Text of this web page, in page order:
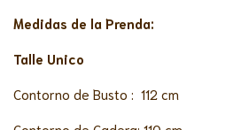
Medidas de la Prenda:
Talle Unico
Contorno de Busto : 112 cm